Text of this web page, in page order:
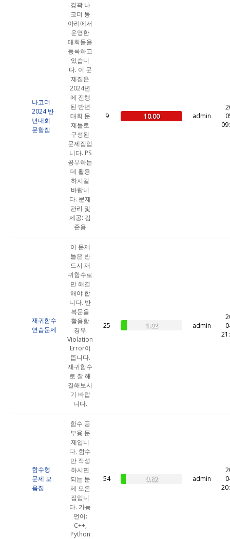
나코더
2024 반
년대회
문항집
경곽 나
코더 동
아리에서
운영한
대회들을
등록하고
있습니
다. 이 문
제집은
2024년
에 진행
된 반년
대회 문
제들로
구성된
문제집입
니다. PS
공부하는
데 활용
하시길
바랍니
다. 문제
관리 및
제공: 김
준용
9 10.00 admin
재귀함수
연습문제
이 문제
들은 반
드시 재
귀함수로
만 해결
해야 합
니다. 반
복문을
활용할
경우
Violation
Error이
뜹니다.
재귀함수
로 잘 해
결해보시
기 바랍
니다.
25 1.02 admin
함수형
문제 모
음집
함수 공
부용 문
제입니
다. 함수
만 작성
하시면
되는 문
제 모음
집입니
다. 가능
언어:
C++,
Python
54 0.82 admin